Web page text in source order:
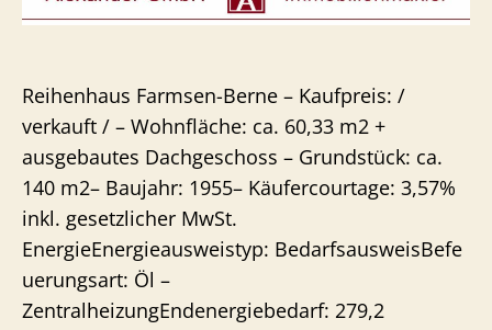
Reihenhaus Farmsen-Berne – Kaufpreis: /
verkauft / – Wohnfläche: ca. 60,33 m2 +
ausgebautes Dachgeschoss – Grundstück: ca.
140 m2– Baujahr: 1955– Käufercourtage: 3,57%
inkl. gesetzlicher MwSt.
EnergieEnergieausweistyp: BedarfsausweisBefe
uerungsart: Öl –
ZentralheizungEndenergiebedarf: 279,2